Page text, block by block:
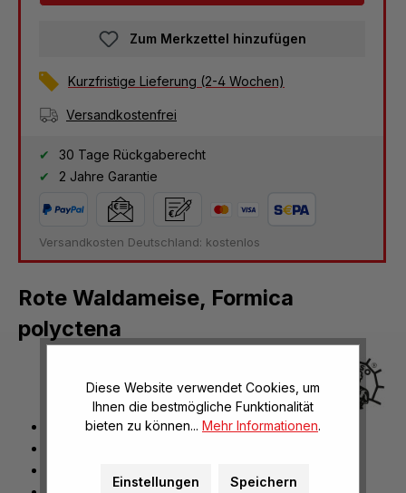
Zum Merkzettel hinzufügen
Kurzfristige Lieferung (2-4 Wochen)
Versandkostenfrei
30 Tage Rückgaberecht
2 Jahre Garantie
Versandkosten Deutschland: kostenlos
Rote Waldameise, Formica
polyctena
ca. 30-fach vergrößert
Diese Website verwendet Cookies, um
Ihnen die bestmögliche Funktionalität
bieten zu können... Mehr Informationen.
Einstellungen Speichern